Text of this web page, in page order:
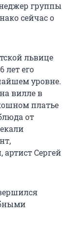
группы
сейчас о
львице
лет его
уровне.
вилле в
платье
от
артист Сергей